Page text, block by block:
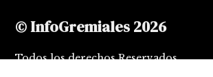
© InfoGremiales 2026
Todos los derechos Reservados